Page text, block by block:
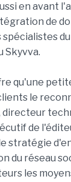
en avant
de
Skyvva.
qu'une
le
directeur
de
stratégie
du réseau
les